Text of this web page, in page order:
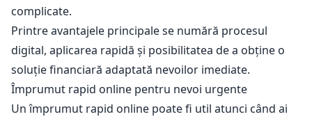
complicate.
Printre avantajele principale se numără procesul
digital, aplicarea rapidă și posibilitatea de a obține o
soluție financiară adaptată nevoilor imediate.
Împrumut rapid online pentru nevoi urgente
Un împrumut rapid online poate fi util atunci când ai